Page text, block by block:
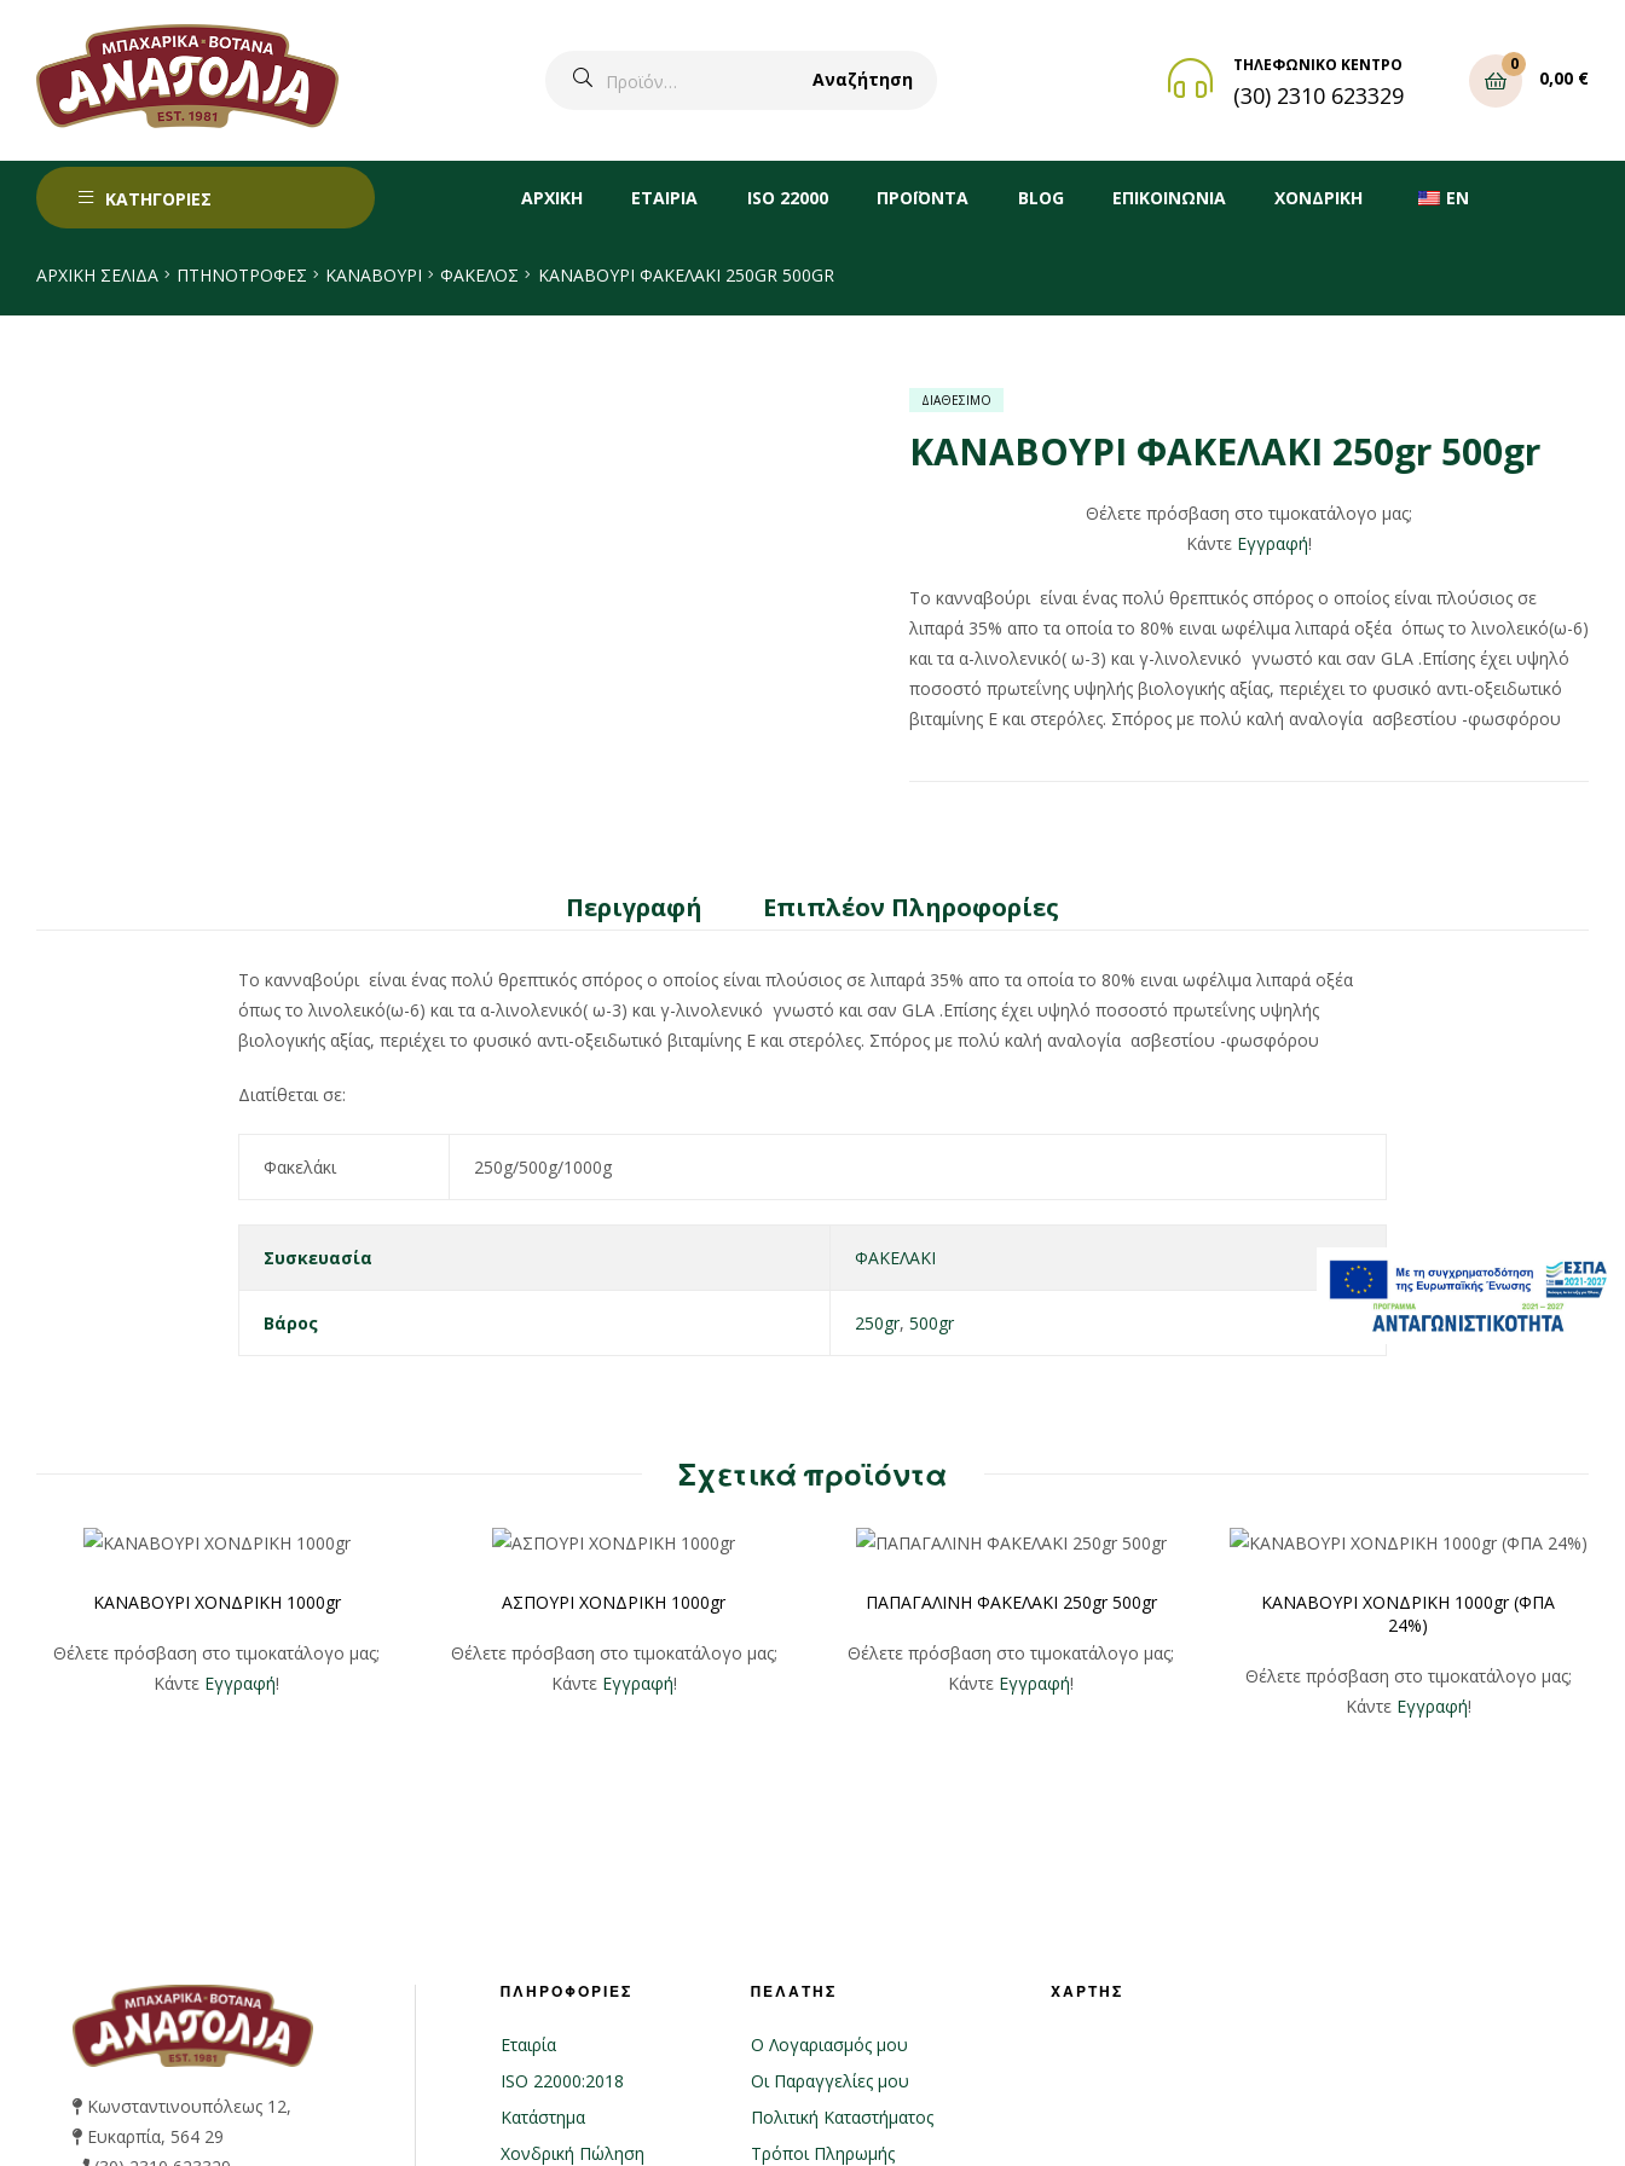
Αναζήτηση
ΤΗΛΕΦΩΝΙΚΟ ΚΕΝΤΡΟ
(30) 2310 623329
0
0,00 €
ΚΑΤΗΓΟΡΙΕΣ ΑΡΧΙΚΗ ΕΤΑΙΡΙΑ ISO 22000 ΠΡΟΪΟΝΤΑ BLOG ΕΠΙΚΟΙΝΩΝΙΑ ΧΟΝΔΡΙΚΗ EN
ΑΡΧΙΚΉ ΣΕΛΊΔΑ ΠΤΗΝΟΤΡΟΦΕΣ ΚΑΝΑΒΟΎΡΙ ΦΆΚΕΛΟΣ ΚΑΝΑΒΟΥΡΙ ΦΑΚΕΛΑΚΙ 250GR 500GR
ΔΙΑΘΕΣΙΜΟ
ΚΑΝΑΒΟΥΡΙ ΦΑΚΕΛΑΚΙ 250gr 500gr
Θέλετε πρόσβαση στο τιμοκατάλογο μας;
Κάντε Εγγραφή!
Το κανναβούρι είναι ένας πολύ θρεπτικός σπόρος ο οποίος είναι πλούσιος σε
λιπαρά 35% απο τα οποία το 80% ειναι ωφέλιμα λιπαρά οξέα όπως το λινολεικό(ω-6)
και τα α-λινολενικό( ω-3) και γ-λινολενικό γνωστό και σαν GLA .Επίσης έχει υψηλό
ποσοστό πρωτεΐνης υψηλής βιολογικής αξίας, περιέχει το φυσικό αντι-οξειδωτικό
βιταμίνης Ε και στερόλες. Σπόρος με πολύ καλή αναλογία ασβεστίου -φωσφόρου
Περιγραφή Επιπλέον Πληροφορίες
Το κανναβούρι είναι ένας πολύ θρεπτικός σπόρος ο οποίος είναι πλούσιος σε λιπαρά 35% απο τα οποία το 80% ειναι ωφέλιμα λιπαρά οξέα
όπως το λινολεικό(ω-6) και τα α-λινολενικό( ω-3) και γ-λινολενικό γνωστό και σαν GLA .Επίσης έχει υψηλό ποσοστό πρωτεΐνης υψηλής
βιολογικής αξίας, περιέχει το φυσικό αντι-οξειδωτικό βιταμίνης Ε και στερόλες. Σπόρος με πολύ καλή αναλογία ασβεστίου -φωσφόρου
Διατίθεται σε:
Φακελάκι 250g/500g/1000g
Συσκευασία ΦΑΚΕΛΑΚΙ
Βάρος 250gr, 500gr
Σχετικά προϊόντα
ΚΑΝΑΒΟΥΡΙ ΧΟΝΔΡΙΚΗ 1000gr
Θέλετε πρόσβαση στο τιμοκατάλογο μας;
Κάντε Εγγραφή!
ΑΣΠΟΥΡΙ ΧΟΝΔΡΙΚΗ 1000gr
Θέλετε πρόσβαση στο τιμοκατάλογο μας;
Κάντε Εγγραφή!
ΠΑΠΑΓΑΛΙΝΗ ΦΑΚΕΛΑΚΙ 250gr 500gr
Θέλετε πρόσβαση στο τιμοκατάλογο μας;
Κάντε Εγγραφή!
ΚΑΝΑΒΟΥΡΙ ΧΟΝΔΡΙΚΗ 1000gr (ΦΠΑ
24%)
Θέλετε πρόσβαση στο τιμοκατάλογο μας;
Κάντε Εγγραφή!
Κωνσταντινουπόλεως 12,
Ευκαρπία, 564 29
ΠΛΗΡΟΦΟΡΙΕΣ
Εταιρία
ISO 22000:2018
Κατάστημα
Χονδρική Πώληση
ΠΕΛΑΤΗΣ
Ο Λογαριασμός μου
Οι Παραγγελίες μου
Πολιτική Καταστήματος
Τρόποι Πληρωμής
ΧΑΡΤΗΣ